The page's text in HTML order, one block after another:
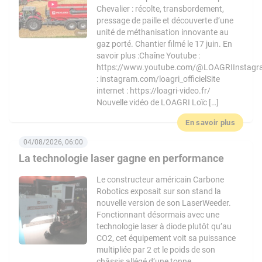
Chevalier : récolte, transbordement,
pressage de paille et découverte d’une
unité de méthanisation innovante au
gaz porté. Chantier filmé le 17 juin. En
savoir plus :Chaîne Youtube :
https://www.youtube.com/
: instagram.com/loagri_officielSite
internet : https://loagri-video.fr/
Nouvelle vidéo de LOAGRI Loïc […]
En savoir plus
La technologie laser gagne en performance
04/08/2026, 06:00
Le constructeur américain Carbone
Robotics exposait sur son stand la
nouvelle version de son LaserWeeder.
Fonctionnant désormais avec une
technologie laser à diode plutôt qu’au
CO2, cet équipement voit sa puissance
multipliée par 2 et le poids de son